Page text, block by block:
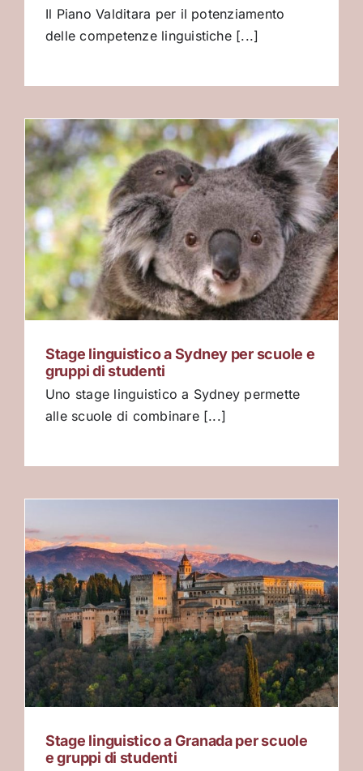
Il Piano Valditara per il potenziamento
delle competenze linguistiche [...]
Stage linguistico a Sydney per scuole e
gruppi di studenti
Uno stage linguistico a Sydney permette
alle scuole di combinare [...]
Stage linguistico a Granada per scuole
e gruppi di studenti